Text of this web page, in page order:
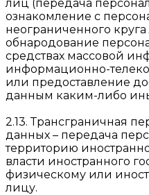
лиц (передача
ознакомление с
неограниченного
обнародование
средствах массовой
информационно-
или предоставление
данным каким-либо
2.13. Трансграничная
данных – передача
территорию
власти иностранного
физическому или
лицу.